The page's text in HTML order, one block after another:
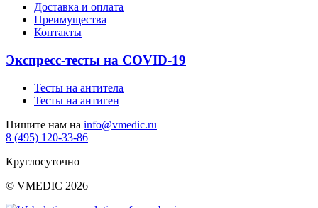
Доставка и оплата
Преимущества
Контакты
Экспресс-тесты на COVID-19
Тесты на антитела
Тесты на антиген
Пишите нам на info@vmedic.ru
8 (495) 120-33-86
Круглосуточно
© VMEDIC 2026